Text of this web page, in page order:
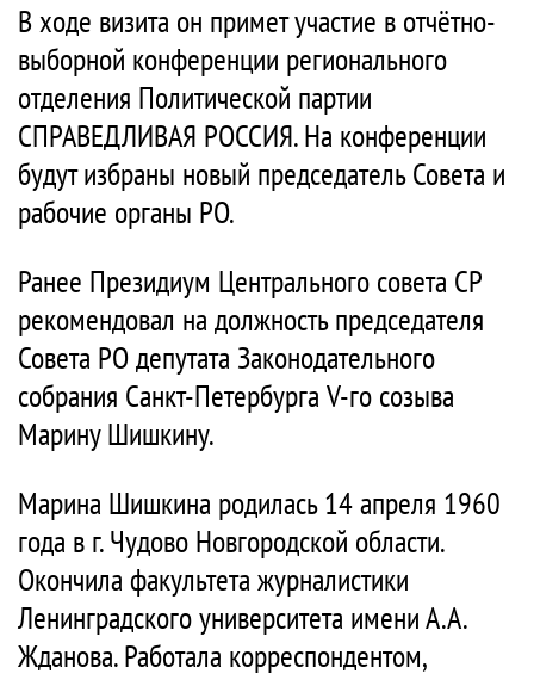
В ходе визита он примет участие в отчётно-
выборной конференции регионального
отделения Политической партии
СПРАВЕДЛИВАЯ РОССИЯ. На конференции
будут избраны новый председатель Совета и
рабочие органы РО.
Ранее Президиум Центрального совета СР
рекомендовал на должность председателя
Совета РО депутата Законодательного
собрания Санкт-Петербурга V-го созыва
Марину Шишкину.
Марина Шишкина родилась 14 апреля 1960
года в г. Чудово Новгородской области.
Окончила факультета журналистики
Ленинградского университета имени А.А.
Жданова. Работала корреспондентом,